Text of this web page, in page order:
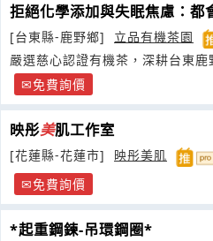
拒絕化學添加與失眠焦慮：都
與企業茶葉批發 指南
[台東縣-鹿野鄉]
立品有機茶園
嚴選慈心認證有機茶，深耕台東
茶與客製化企業禮盒
免費詢價
映彤美肌工作室
[花蓮縣-花蓮市]
映彤美肌
免費詢價
*起重鋼鍊-吊環鋼圈*